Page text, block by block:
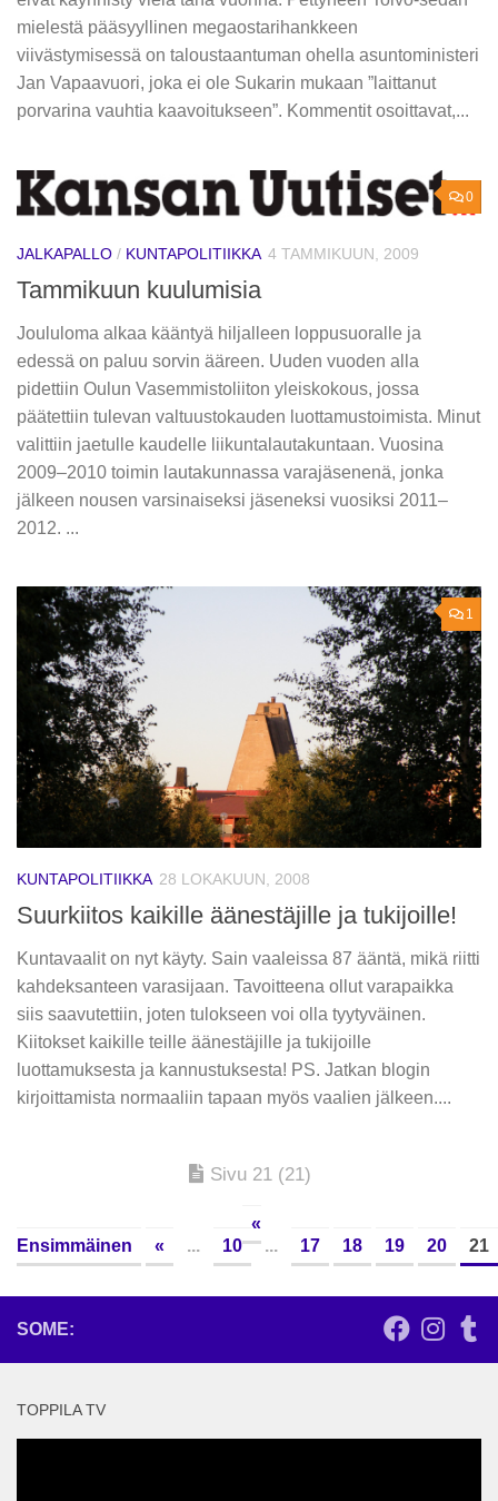
mielestä pääsyyllinen megaostarihankkeen
viivästymisessä on taloustaantuman ohella asuntoministeri
Jan Vapaavuori, joka ei ole Sukarin mukaan ”laittanut
porvarina vauhtia kaavoitukseen”. Kommentit osoittavat,...
0
JALKAPALLO / KUNTAPOLITIIKKA 4 TAMMIKUUN, 2009
Tammikuun kuulumisia
Joululoma alkaa kääntyä hiljalleen loppusuoralle ja
edessä on paluu sorvin ääreen. Uuden vuoden alla
pidettiin Oulun Vasemmistoliiton yleiskokous, jossa
päätettiin tulevan valtuustokauden luottamustoimista. Minut
valittiin jaetulle kaudelle liikuntalautakuntaan. Vuosina
2009–2010 toimin lautakunnassa varajäsenenä, jonka
jälkeen nousen varsinaiseksi jäseneksi vuosiksi 2011–
2012. ...
1
KUNTAPOLITIIKKA 28 LOKAKUUN, 2008
Suurkiitos kaikille äänestäjille ja tukijoille!
Kuntavaalit on nyt käyty. Sain vaaleissa 87 ääntä, mikä riitti
kahdeksanteen varasijaan. Tavoitteena ollut varapaikka
siis saavutettiin, joten tulokseen voi olla tyytyväinen.
Kiitokset kaikille teille äänestäjille ja tukijoille
luottamuksesta ja kannustuksesta! PS. Jatkan blogin
kirjoittamista normaaliin tapaan myös vaalien jälkeen....
Sivu 21 (21)
«
Ensimmäinen
« ... 10 ... 17 18 19 20 21
SOME:
TOPPILA TV